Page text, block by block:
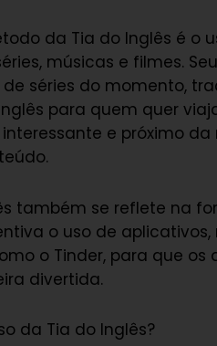
da Tia do Inglês é o
músicas e filmes.
séries do momento,
para quem quer
e próximo
também se reflete na
o uso de aplicativos,
o Tinder, para que os
divertida.
da Tia do Inglês?